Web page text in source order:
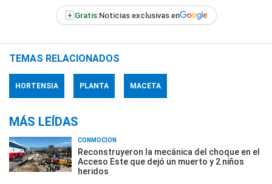
+ Gratis:Noticias exclusivas en
TEMAS RELACIONADOS
HORTENSIA PLANTA MACETA
MÁS LEÍDAS
CONMOCIÓN
Reconstruyeron la mecánica del choque en el
Acceso Este que dejó un muerto y 2 niños
heridos